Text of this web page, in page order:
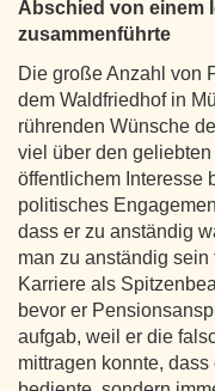
Abschied von einem
zusammenführte
Die große Anzahl von
dem Waldfriedhof in
rührenden Wünsche
viel über den
öffentlichem Interesse
politisches
dass er zu anständig
man zu anständig
Karriere als
bevor er
aufgab, weil er die
mittragen konnte,